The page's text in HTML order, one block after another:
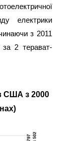
електрики
з 2011
за 2 терават-
в США з 2000